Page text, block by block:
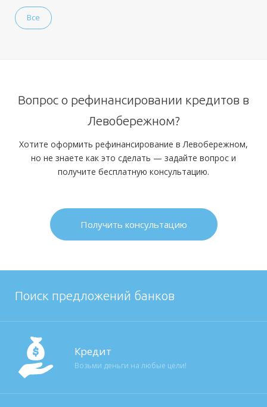
Все
Вопрос о рефинансировании кредитов в
Левобережном?
Хотите оформить рефинансирование в Левобережном,
но не знаете как это сделать — задайте вопрос и
получите бесплатную консультацию.
Получить консультацию
Поиск предложений банков
Кредит
Возьми деньги на любые цели!